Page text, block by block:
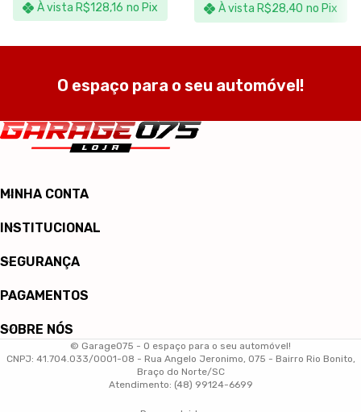
À vista R$128,16 no Pix À vista R$28,40 no Pix
O espaço para o seu automóvel!
MINHA CONTA
INSTITUCIONAL
SEGURANÇA
PAGAMENTOS
SOBRE NÓS
© Garage075 - O espaço para o seu automóvel!
CNPJ: 41.704.033/0001-08 - Rua Angelo Jeronimo, 075 - Bairro Rio Bonito,
Braço do Norte/SC
Atendimento: (48) 99124-6699